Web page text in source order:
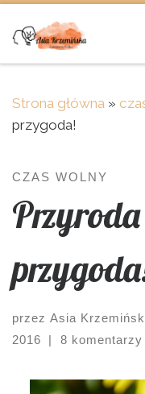
Skip to content
Strona główna »
przygoda!
CZAS WOLNY
przez Asia
2016
| 8 komentarzy